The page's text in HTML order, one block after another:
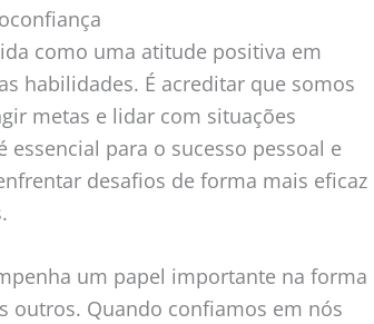
como uma atitude positiva em
habilidades. É acreditar que somos
metas e lidar com situações
para o sucesso pessoal e
desafios de forma mais eficaz
um papel importante na forma
outros. Quando confiamos em nós